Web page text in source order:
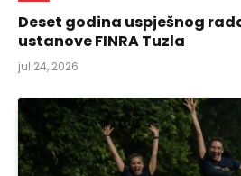
Deset godina uspješnog
ustanove FINRA Tuzla
jul 24, 2026